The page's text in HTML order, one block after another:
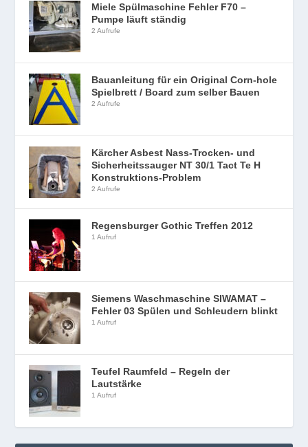
Miele Spülmaschine Fehler F70 –
Pumpe läuft ständig
2 Aufrufe
Bauanleitung für ein Original Corn-hole
Spielbrett / Board zum selber Bauen
2 Aufrufe
Kärcher Asbest Nass-Trocken- und
Sicherheitssauger NT 30/1 Tact Te H
Konstruktions-Problem
2 Aufrufe
Regensburger Gothic Treffen 2012
1 Aufruf
Siemens Waschmaschine SIWAMAT –
Fehler 03 Spülen und Schleudern blinkt
1 Aufruf
Teufel Raumfeld – Regeln der
Lautstärke
1 Aufruf